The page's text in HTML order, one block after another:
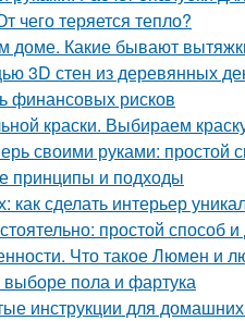
чего теряется тепло?
доме. Какие бывают
3D стен из деревянных
финансовых рисков
краски. Выбираем
своими руками: простой
принципы и подходы
сделать интерьер
простой
Что такое Люмен и
пола и фартука
инструкции для